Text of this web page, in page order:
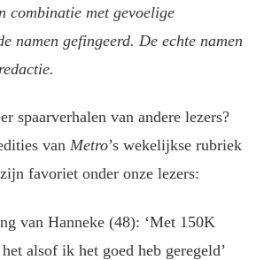
combinatie met gevoelige
namen gefingeerd. De echte namen
spaarverhalen van andere lezers?
van Metro’s wekelijkse rubriek
favoriet onder onze lezers:
van Hanneke (48): ‘Met 150K
alsof ik het goed heb geregeld’